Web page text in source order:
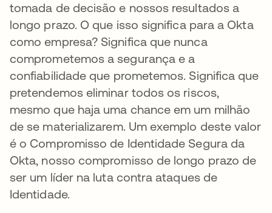
tomada de decisão e nossos resultados a
longo prazo. O que isso significa para a Okta
como empresa? Significa que nunca
comprometemos a segurança e a
confiabilidade que prometemos. Significa que
pretendemos eliminar todos os riscos,
mesmo que haja uma chance em um milhão
de se materializarem. Um exemplo deste valor
é o Compromisso de Identidade Segura da
Okta, nosso compromisso de longo prazo de
ser um líder na luta contra ataques de
Identidade.